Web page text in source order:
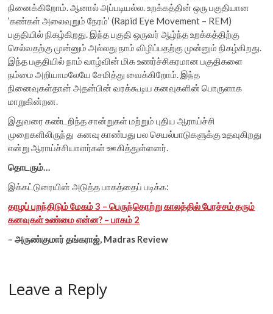
நினைக்கிறோம். ஆனால் அப்படியல்ல. உறக்கத்தின் ஒரு பகுதியான
‘கண்கள் அலைவுறும் நேரம்’ (Rapid Eye Movement – REM)
பகுதியில் நிகழ்கிறது. இந்த பகுதி ஒருவர் ஆழ்ந்த உறக்கத்திற்கு
செல்வதற்கு முன்னும் அல்லது நாம் விழிப்பதற்கு முன்னும் நிகழ்கிறது.
இந்த பகுதியில் நாம் வாழ்வின் மிக உணர்ச்சிகரமான பகுதிகளை
நம்மை அறியாமலேயே சேமித்து வைக்கிறோம். இந்த
நினைவுகள்தான் அதன்பின் வரக்கூடிய கனவுகளின் பொருளாக
மாறுகின்றன.
இதுவரை கண்டறிந்த சான்றுகள் மற்றும் புதிய ஆராய்ச்சி
முறைகளிலிருந்து கனவு காண்பது பல செயல்பாடுகளுக்கு உதவுகிறது
என்று ஆராய்ச்சியாளர்கள் ஊகித்துள்ளனர்.
தொடரும்…
இக்கட்டுரையின் அடுத்த பாகத்தைப் படிக்க:
தாழப் பறந்திடும் மேகம் 3 – பெருந்தொற்று காலத்தில் பேரச்சம் தரும்
கனவுகள் உண்மை என்ன? – பாகம் 2
– அருண்குமார் தங்கராஜ், Madras Review
Leave a Reply